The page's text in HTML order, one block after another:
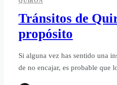
Tránsitos de
propósito
Si alguna vez has sentido una
de no encajar, es probable que